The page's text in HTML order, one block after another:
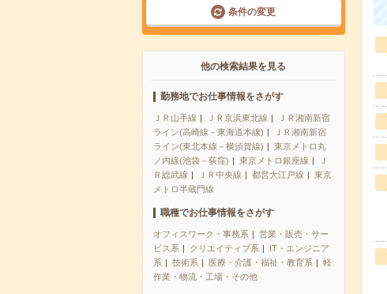
条件の変更
他の検索結果を見る
勤務地でお仕事情報をさがす
ＪＲ山手線 ＪＲ京浜東北線
ＪＲ湘南新宿
ライン(高崎線－東海道本線)
ＪＲ湘南新宿
ライン(東北本線－横須賀線)
東京メトロ丸
ノ内線(池袋－荻窪)
東京メトロ銀座線
Ｊ
Ｒ総武線
ＪＲ中央線 都営大江戸線
東京
メトロ半蔵門線
職種でお仕事情報をさがす
オフィスワーク・事務系
営業・販売・サー
ビス系
クリエイティブ系
IT・エンジニア
系
技術系 医療・介護・福祉・教育系
軽
作業・物流・工場・その他